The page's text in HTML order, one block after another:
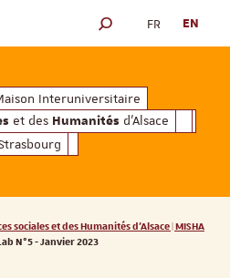
Interuniversitaire des
Interuniversitaire
et des Humanités d'Alsace
SEARCH ENGINE
FR EN
sociales et des Humanités d'Alsace | MISHA
N°5 - Janvier 2023